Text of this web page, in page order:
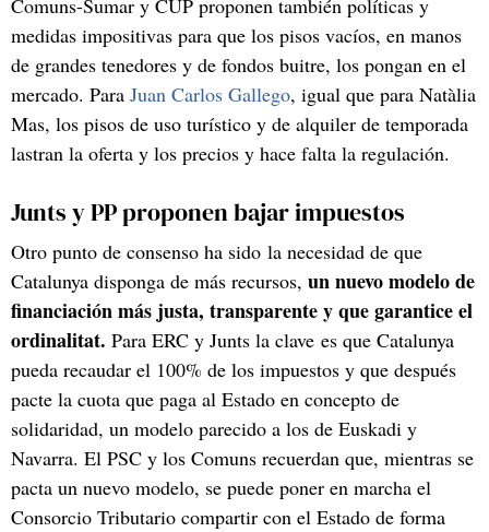
Comuns-Sumar y CUP proponen también políticas y
medidas impositivas para que los pisos vacíos, en manos
de grandes tenedores y de fondos buitre, los pongan en el
mercado. Para Juan Carlos Gallego, igual que para Natàlia
Mas, los pisos de uso turístico y de alquiler de temporada
lastran la oferta y los precios y hace falta la regulación.
Junts y PP proponen bajar impuestos
Otro punto de consenso ha sido la necesidad de que
Catalunya disponga de más recursos, un nuevo modelo de
financiación más justa, transparente y que garantice el
ordinalitat. Para ERC y Junts la clave es que Catalunya
pueda recaudar el 100% de los impuestos y que después
pacte la cuota que paga al Estado en concepto de
solidaridad, un modelo parecido a los de Euskadi y
Navarra. El PSC y los Comuns recuerdan que, mientras se
pacta un nuevo modelo, se puede poner en marcha el
Consorcio Tributario compartir con el Estado de forma